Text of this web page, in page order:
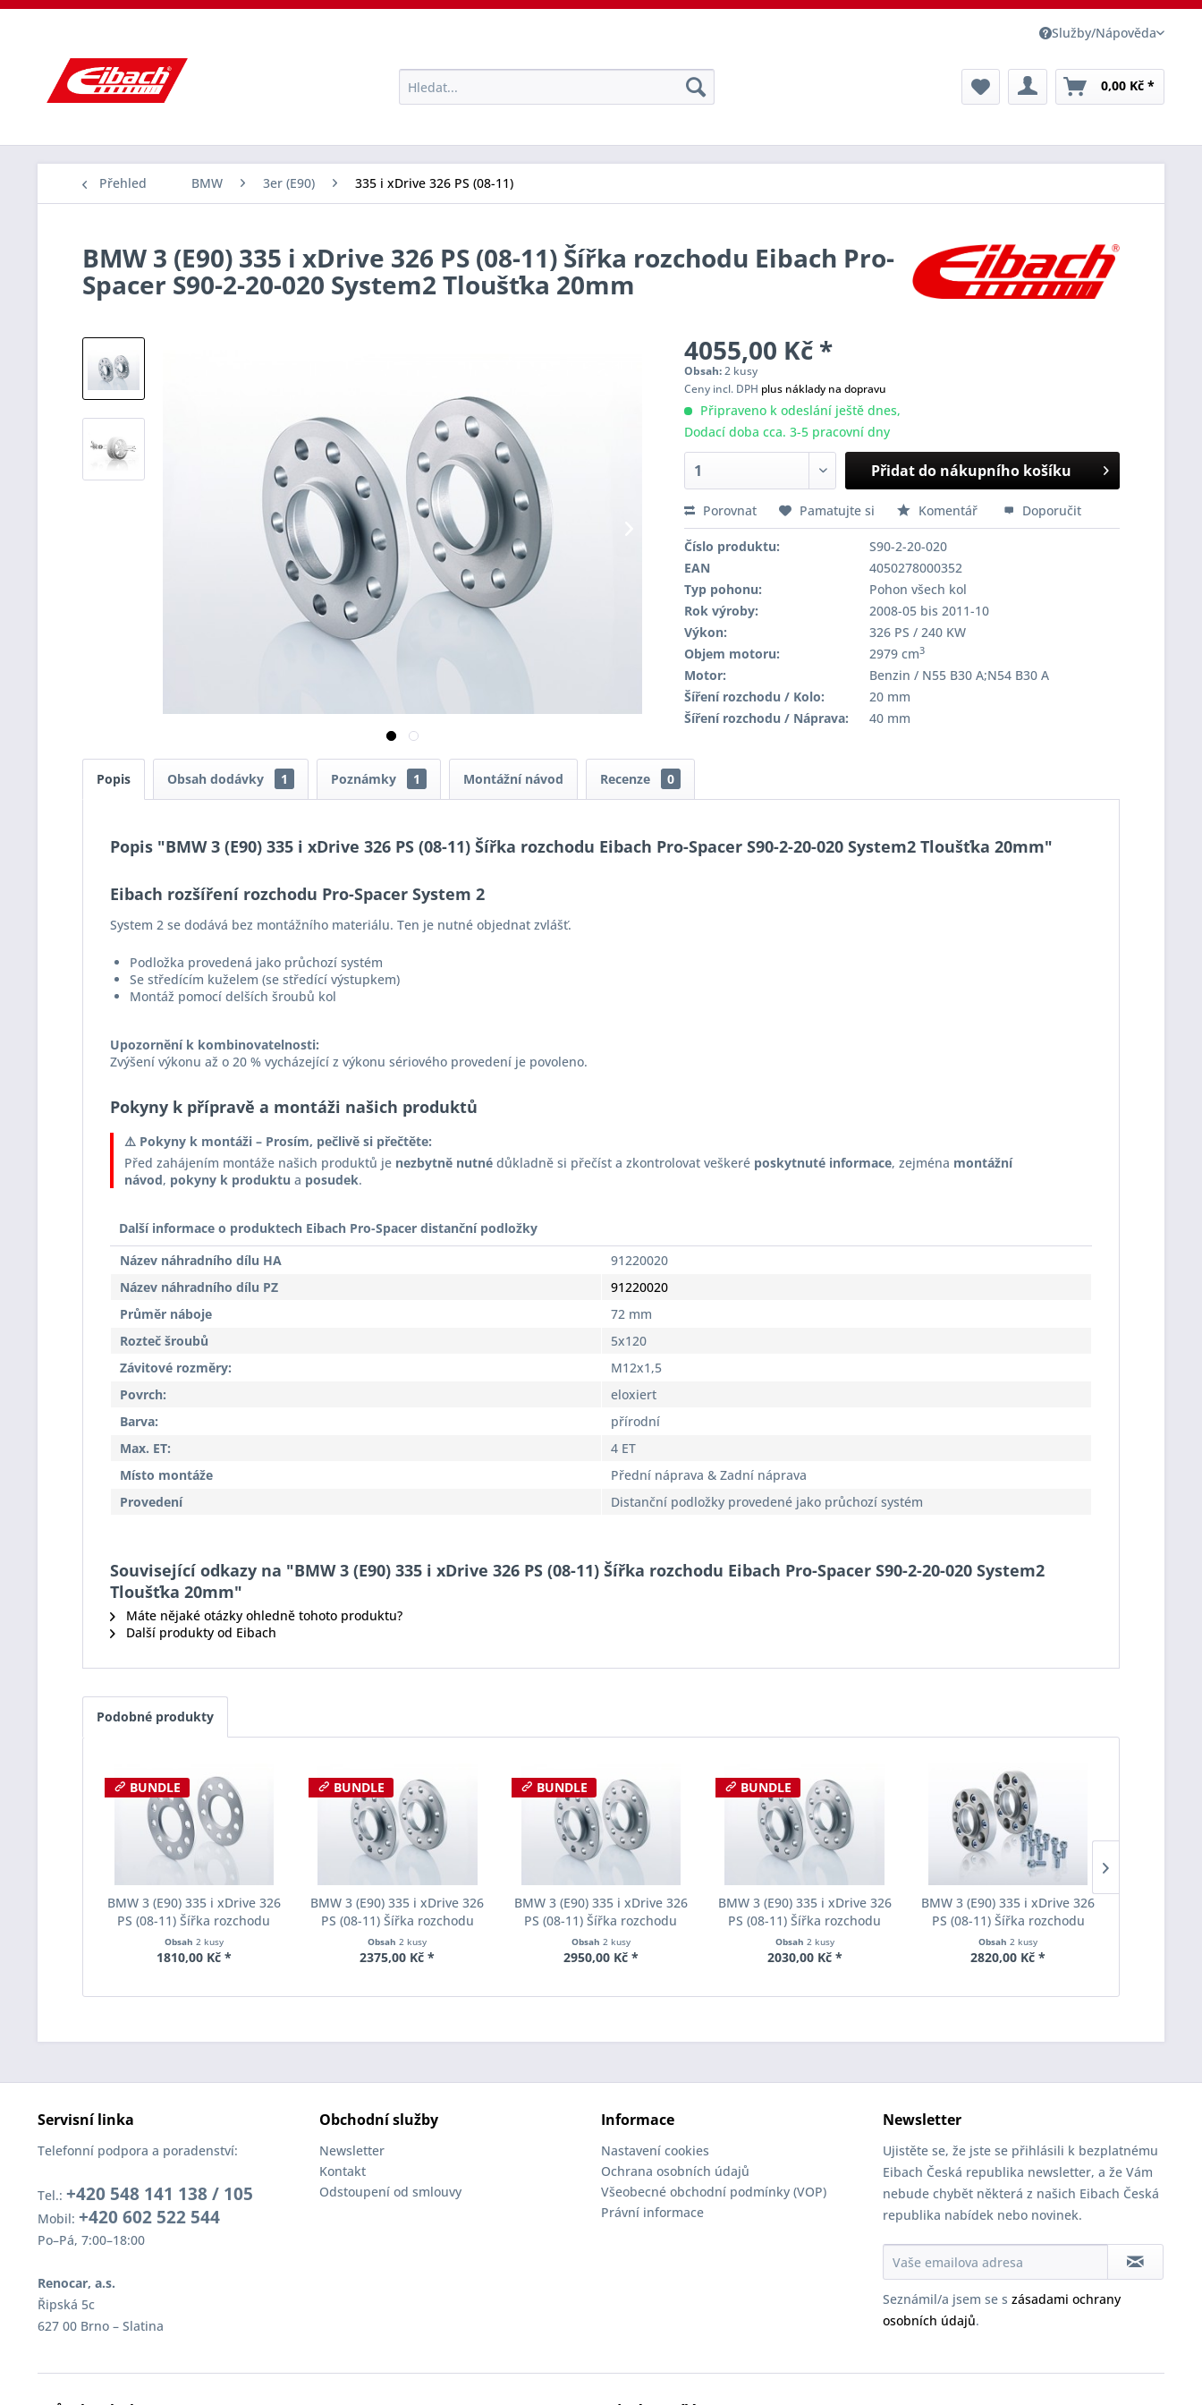
Služby/Nápověda
0,00 Kč *
Přehled BMW 3er (E90) 335 i xDrive 326 PS (08-11)
BMW 3 (E90) 335 i xDrive 326 PS (08-11) Šířka rozchodu Eibach Pro-
Spacer S90-2-20-020 System2 Tloušťka 20mm
4055,00 Kč *
Obsah:2 kusy
Ceny incl. DPH plus náklady na dopravu
Připraveno k odeslání ještě dnes,
Dodací doba cca. 3-5 pracovní dny
Přidat do nákupního košíku
Porovnat Pamatujte si Komentář Doporučit
Číslo produktu:
S90-2-20-020
EAN
4050278000352
Typ pohonu:
Pohon všech kol
Rok výroby:
2008-05 bis 2011-10
Výkon:
326 PS / 240 KW
Objem motoru:
2979 cm3
Motor:
Benzin / N55 B30 A;N54 B30 A
Šíření rozchodu / Kolo:
20 mm
Šíření rozchodu / Náprava:
40 mm
Popis Obsah dodávky 1 Poznámky 1 Montážní návod Recenze 0
Popis "BMW 3 (E90) 335 i xDrive 326 PS (08-11) Šířka rozchodu Eibach Pro-Spacer S90-2-20-020 System2 Tloušťka 20mm"
Eibach rozšíření rozchodu Pro-Spacer System 2
System 2 se dodává bez montážního materiálu. Ten je nutné objednat zvlášť.
Podložka provedená jako průchozí systém
Se středícím kuželem (se středící výstupkem)
Montáž pomocí delších šroubů kol
Upozornění k kombinovatelnosti:
Zvýšení výkonu až o 20 % vycházející z výkonu sériového provedení je povoleno.
Pokyny k přípravě a montáži našich produktů
⚠️ Pokyny k montáži – Prosím, pečlivě si přečtěte:
Před zahájením montáže našich produktů je nezbytně nutné důkladně si přečíst a zkontrolovat veškeré poskytnuté informace, zejména montážní
návod, pokyny k produktu a posudek.
Další informace o produktech Eibach Pro-Spacer distanční podložky
Název náhradního dílu HA
91220020
Název náhradního dílu PZ
91220020
Průměr náboje
72 mm
Rozteč šroubů
5x120
Závitové rozměry:
M12x1,5
Povrch:
eloxiert
Barva:
přírodní
Max. ET:
4 ET
Místo montáže
Přední náprava & Zadní náprava
Provedení
Distanční podložky provedené jako průchozí systém
Související odkazy na "BMW 3 (E90) 335 i xDrive 326 PS (08-11) Šířka rozchodu Eibach Pro-Spacer S90-2-20-020 System2
Tloušťka 20mm"
Máte nějaké otázky ohledně tohoto produktu?
Další produkty od Eibach
Podobné produkty
BUNDLE
BMW 3 (E90) 335 i xDrive 326
PS (08-11) Šířka rozchodu
Eibach Pro-Spacer S90-1-05-
017 System1 Tloušťka 5mm
Obsah 2 kusy
1810,00 Kč *
BUNDLE
BMW 3 (E90) 335 i xDrive 326
PS (08-11) Šířka rozchodu
Eibach Pro-Spacer S90-2-10-
004 System2 Tloušťka 10mm
Obsah2 kusy
2375,00 Kč *
BUNDLE
BMW 3 (E90) 335 i xDrive 326
PS (08-11) Šířka rozchodu
Eibach Pro-Spacer S90-2-12-
002 System2 Tloušťka 12mm
Obsah 2 kusy
2950,00 Kč *
BUNDLE
BMW 3 (E90) 335 i xDrive 326
PS (08-11) Šířka rozchodu
Eibach Pro-Spacer S90-2-15-
001 System2 Tloušťka 15mm
Obsah 2 kusy
2030,00 Kč *
BMW 3 (E90) 335 i xDrive 326
PS (08-11) Šířka rozchodu
Eibach Pro-Spacer S90-7-20-
010 System7 Tloušťka 20mm
Obsah2 kusy
2820,00 Kč *
Servisní linka
Telefonní podpora a poradenství:
Tel.: +420 548 141 138 / 105
Mobil: +420 602 522 544
Po–Pá, 7:00–18:00
Renocar, a.s.
Řipská 5c
627 00 Brno – Slatina
Obchodní služby
Newsletter
Kontakt
Odstoupení od smlouvy
Informace
Nastavení cookies
Ochrana osobních údajů
Všeobecné obchodní podmínky (VOP)
Právní informace
Newsletter
Ujistěte se, že jste se přihlásili k bezplatnému
Eibach Česká republika newsletter, a že Vám
nebude chybět některá z našich Eibach Česká
republika nabídek nebo novinek.
Seznámil/a jsem se s zásadami ochrany
osobních údajů.